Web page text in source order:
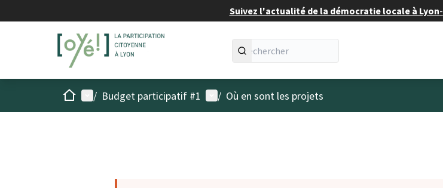
Suivez l'actualité de la démocratie locale à Lyon-
AccueilMenu principal
/ Budget participatif #1 Menu utilisateur
/ Où en sont les projets